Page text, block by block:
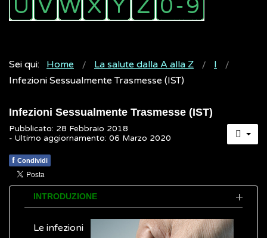
Sei qui: Home La salute dalla A alla Z
I
Infezioni Sessualmente Trasmesse (IST)
Infezioni Sessualmente Trasmesse (IST)
Pubblicato: 28 Febbraio 2018
- Ultimo aggiornamento: 06 Marzo 2020
f Condividi
INTRODUZIONE
Le infezioni